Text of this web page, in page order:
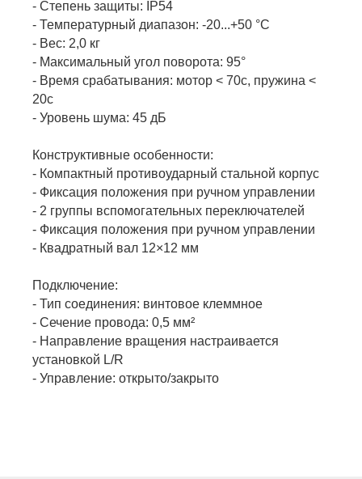
- Степень защиты: IP54
- Температурный диапазон: -20...+50 °C
- Вес: 2,0 кг
- Максимальный угол поворота: 95°
- Время срабатывания: мотор < 70с, пружина <
20с
- Уровень шума: 45 дБ
Конструктивные особенности:
- Компактный противоударный стальной корпус
- Фиксация положения при ручном управлении
- 2 группы вспомогательных переключателей
- Фиксация положения при ручном управлении
- Квадратный вал 12×12 мм
Подключение:
- Тип соединения: винтовое клеммное
- Сечение провода: 0,5 мм²
- Направление вращения настраивается
установкой L/R
- Управление: открыто/закрыто